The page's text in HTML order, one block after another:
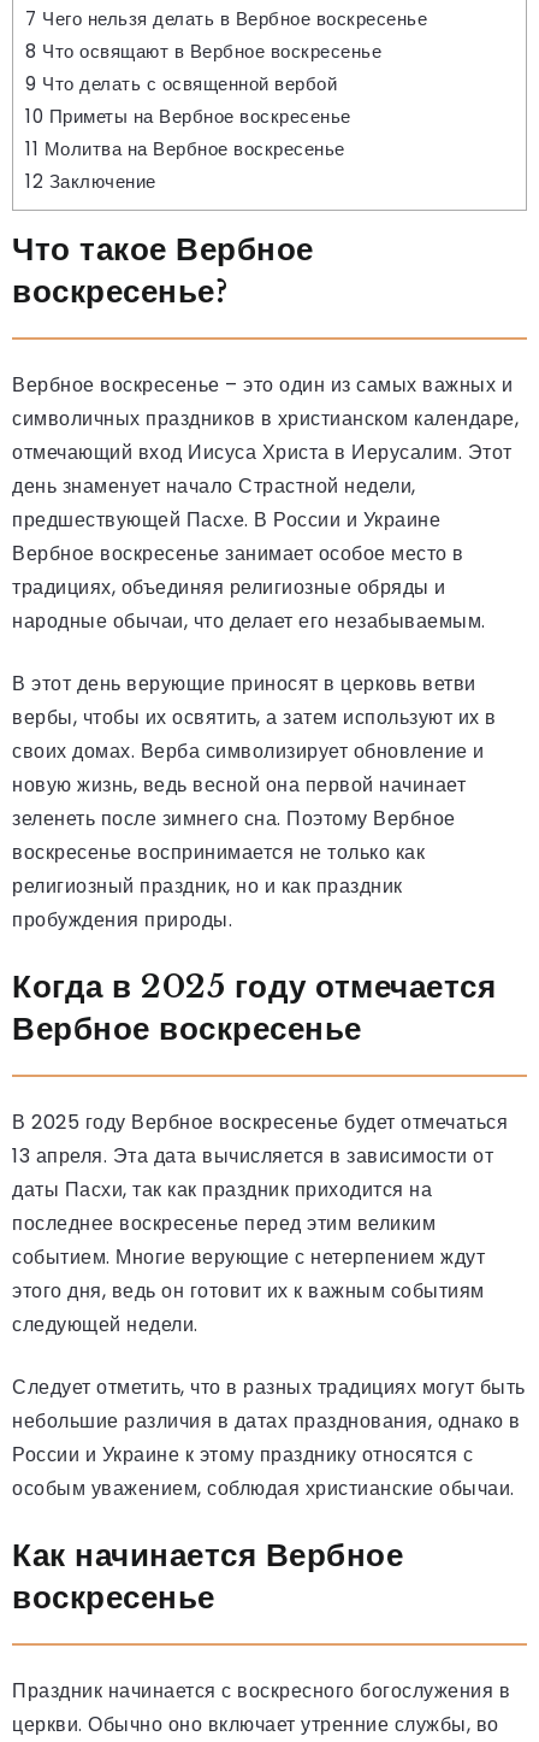
7 Чего нельзя делать в Вербное воскресенье
8 Что освящают в Вербное воскресенье
9 Что делать с освященной вербой
10 Приметы на Вербное воскресенье
11 Молитва на Вербное воскресенье
12 Заключение
Что такое Вербное
воскресенье?
Вербное воскресенье – это один из самых важных и
символичных праздников в христианском календаре,
отмечающий вход Иисуса Христа в Иерусалим. Этот
день знаменует начало Страстной недели,
предшествующей Пасхе. В России и Украине
Вербное воскресенье занимает особое место в
традициях, объединяя религиозные обряды и
народные обычаи, что делает его незабываемым.
В этот день верующие приносят в церковь ветви
вербы, чтобы их освятить, а затем используют их в
своих домах. Верба символизирует обновление и
новую жизнь, ведь весной она первой начинает
зеленеть после зимнего сна. Поэтому Вербное
воскресенье воспринимается не только как
религиозный праздник, но и как праздник
пробуждения природы.
Когда в 2025 году отмечается
Вербное воскресенье
В 2025 году Вербное воскресенье будет отмечаться
13 апреля. Эта дата вычисляется в зависимости от
даты Пасхи, так как праздник приходится на
последнее воскресенье перед этим великим
событием. Многие верующие с нетерпением ждут
этого дня, ведь он готовит их к важным событиям
следующей недели.
Следует отметить, что в разных традициях могут быть
небольшие различия в датах празднования, однако в
России и Украине к этому празднику относятся с
особым уважением, соблюдая христианские обычаи.
Как начинается Вербное
воскресенье
Праздник начинается с воскресного богослужения в
церкви. Обычно оно включает утренние службы, во